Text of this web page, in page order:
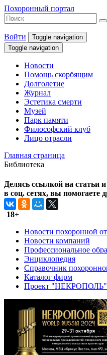
Похоронный портал
Войти
Toggle navigation
Toggle navigation
Новости
Помощь скорбящим
Долголетие
Журнал
Эстетика смерти
Музей
Парк памяти
Философский клуб
Лицо отрасли
Главная страница
Библиотека
Делясь ссылкой на статьи
в соц. сетях, вы помогаете
18+
Новости похоронной
Новости компаний
Профессиональное
Энциклопедия
Справочник
Каталог фирм
Проект "НЕКРОПОЛЬ"